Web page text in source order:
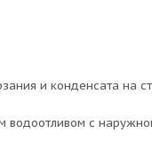
и конденсата на
с